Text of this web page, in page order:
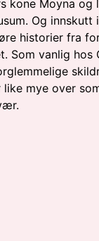
kone Moyna og
Og innskutt i
historier fra
Som vanlig hos
mye over